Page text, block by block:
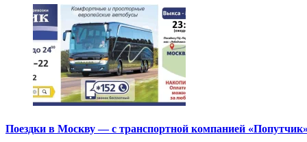
Поездки в Москву — с транспортной компанией «Попутчик»